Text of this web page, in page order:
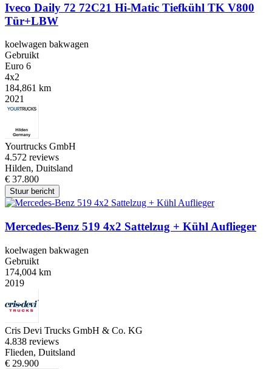
Iveco Daily 72 72C21 Hi-Matic Tiefkühl TK V800
Tür+LBW
koelwagen bakwagen
Gebruikt
Euro 6
4x2
184,861 km
2021
Yourtrucks GmbH
4.572 reviews
Hilden, Duitsland
€ 37.800
Stuur bericht
Mercedes-Benz 519 4x2 Sattelzug + Kühl Auflieger
koelwagen bakwagen
Gebruikt
174,004 km
2019
Cris Devi Trucks GmbH & Co. KG
4.838 reviews
Flieden, Duitsland
€ 29.900